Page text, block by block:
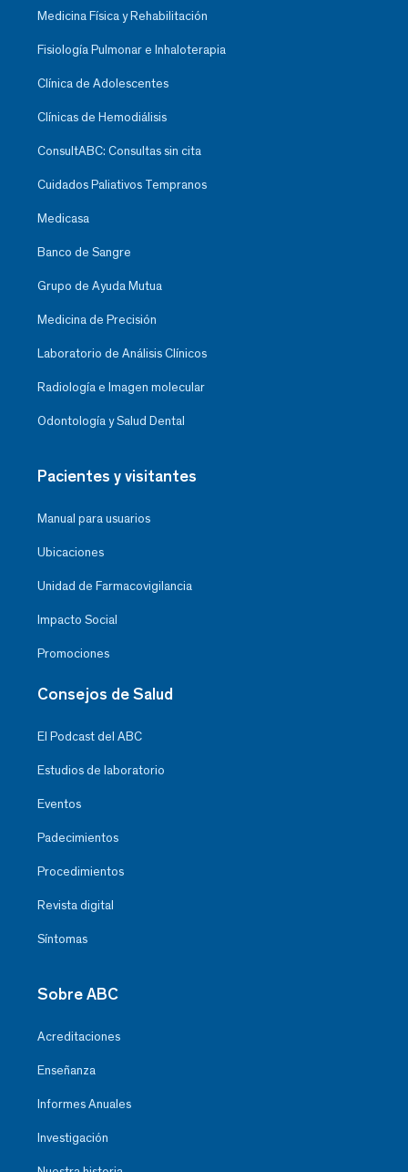
Medicina Física y Rehabilitación
Fisiología Pulmonar e Inhaloterapia
Clínica de Adolescentes
Clínicas de Hemodiálisis
ConsultABC: Consultas sin cita
Cuidados Paliativos Tempranos
Medicasa
Banco de Sangre
Grupo de Ayuda Mutua
Medicina de Precisión
Laboratorio de Análisis Clínicos
Radiología e Imagen molecular
Odontología y Salud Dental
Pacientes y visitantes
Manual para usuarios
Ubicaciones
Unidad de Farmacovigilancia
Impacto Social
Promociones
Consejos de Salud
El Podcast del ABC
Estudios de laboratorio
Eventos
Padecimientos
Procedimientos
Revista digital
Síntomas
Sobre ABC
Acreditaciones
Enseñanza
Informes Anuales
Investigación